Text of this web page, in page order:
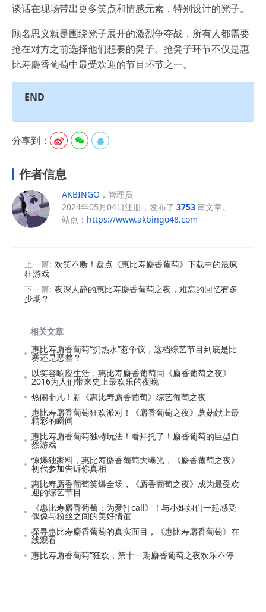
谈话在现场带出更多笑点和情感元素，特别设计的凳子。
顾名思义就是围绕凳子展开的激烈争夺战，所有人都需要
抢在对方之前选择他们想要的凳子。抢凳子环节不仅是惠
比寿麝香葡萄中最受欢迎的节目环节之一。
END
分享到：   
作者信息
AKBINGO ，管理员
2024年05月04日注册，发布了 3753篇文章。
站点： https://www.akbingo48.com
上一篇: 欢笑不断！盘点《惠比寿麝香葡萄》下载中的最疯
狂游戏
下一篇: 夜深人静的惠比寿麝香葡萄之夜，难忘的回忆有多
少期？
相关文章
惠比寿麝香葡萄“扔热水”惹争议，这档综艺节目到底是比
赛还是恶整？
以笑容响应生活，惠比寿麝香葡萄同《麝香葡萄之夜》
2016为人们带来史上最欢乐的夜晚
热闹非凡！新《惠比寿麝香葡萄》综艺葡萄之夜
惠比寿麝香葡萄狂欢派对！《麝香葡萄之夜》蘑菇献上最
精彩的瞬间
惠比寿麝香葡萄独特玩法！看拜托了！麝香葡萄的巨型自
然游戏
惊爆独家料，惠比寿麝香葡萄大曝光，《麝香葡萄之夜》
初代参加告诉你真相
惠比寿麝香葡萄笑爆全场，《麝香葡萄之夜》成为最受欢
迎的综艺节目
《惠比寿麝香葡萄：为爱打call》！与小姐姐们一起感受
偶像与粉丝之间的美好情谊
探寻惠比寿麝香葡萄的真实面目，《惠比寿麝香葡萄》在
线观看
惠比寿麝香葡萄”狂欢，第十一期麝香葡萄之夜欢乐不停